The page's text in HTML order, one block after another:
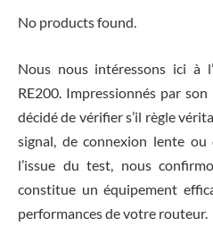
No products found.
Nous nous intéressons ici à
RE200. Impressionnés par
décidé de vérifier s’il règle
signal, de connexion lente ou
l’issue du test, nous
constitue un équipement
performances de votre routeur.